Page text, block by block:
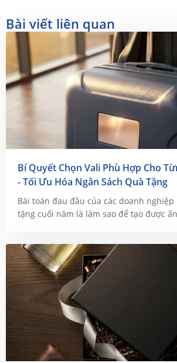
Bài viết liên quan
Bí Quyết Chọn Vali Phù Hợp Cho
- Tối Ưu Hóa Ngân Sách Quà Tặng
Bài toán đau đầu của các doanh
tặng cuối năm là làm sao để tạo được